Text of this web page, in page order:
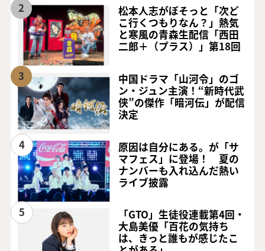
2
松本人志がぼそっと「次ど
こ行くつもりなん？」熱気
と寒風の青森生配信「西田
二郎＋（プラス）」第18回
3
中国ドラマ「山河令」のゴ
ン・ジュン主演！“新時代武
侠”の傑作「暗河伝」が配信
決定
4
原因は自分にある。が「サ
マフェス」に登場！ 夏の
ナンバーも入れ込んだ熱い
ライブ披露
5
「GTO」生徒役連載第4回・
大島美優「百花の気持ち
は、きっと誰もが感じたこ